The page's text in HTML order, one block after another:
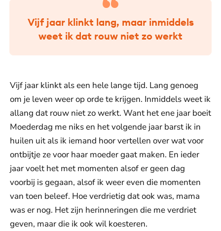
Vijf jaar klinkt lang, maar inmiddels
weet ik dat rouw niet zo werkt
Vijf jaar klinkt als een hele lange tijd. Lang genoeg
om je leven weer op orde te krijgen. Inmiddels weet ik
allang dat rouw niet zo werkt. Want het ene jaar boeit
Moederdag me niks en het volgende jaar barst ik in
huilen uit als ik iemand hoor vertellen over wat voor
ontbijtje ze voor haar moeder gaat maken. En ieder
jaar voelt het met momenten alsof er geen dag
voorbij is gegaan, alsof ik weer even die momenten
van toen beleef. Hoe verdrietig dat ook was, mama
was er nog. Het zijn herinneringen die me verdriet
geven, maar die ik ook wil koesteren.